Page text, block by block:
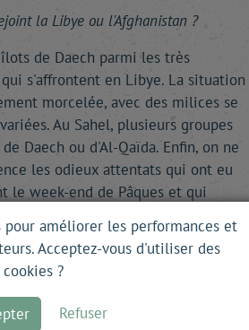
la Libye ou l'Afghanistan ?
de Daech parmi les très
s'affrontent en Libye. La situation
morcelée, avec des milices se
Au Sahel, plusieurs groupes
Daech ou d'Al-Qaïda. Enfin, on ne
les odieux attentats qui ont eu
le week-end de Pâques et qui
de nuisance important, y
en mobilisant ou en inspirant
ici et là depuis longtemps.
jamais assez - que si le
améliorer les performances et
Acceptez-vous d'utiliser des
cookies ?
Refuser